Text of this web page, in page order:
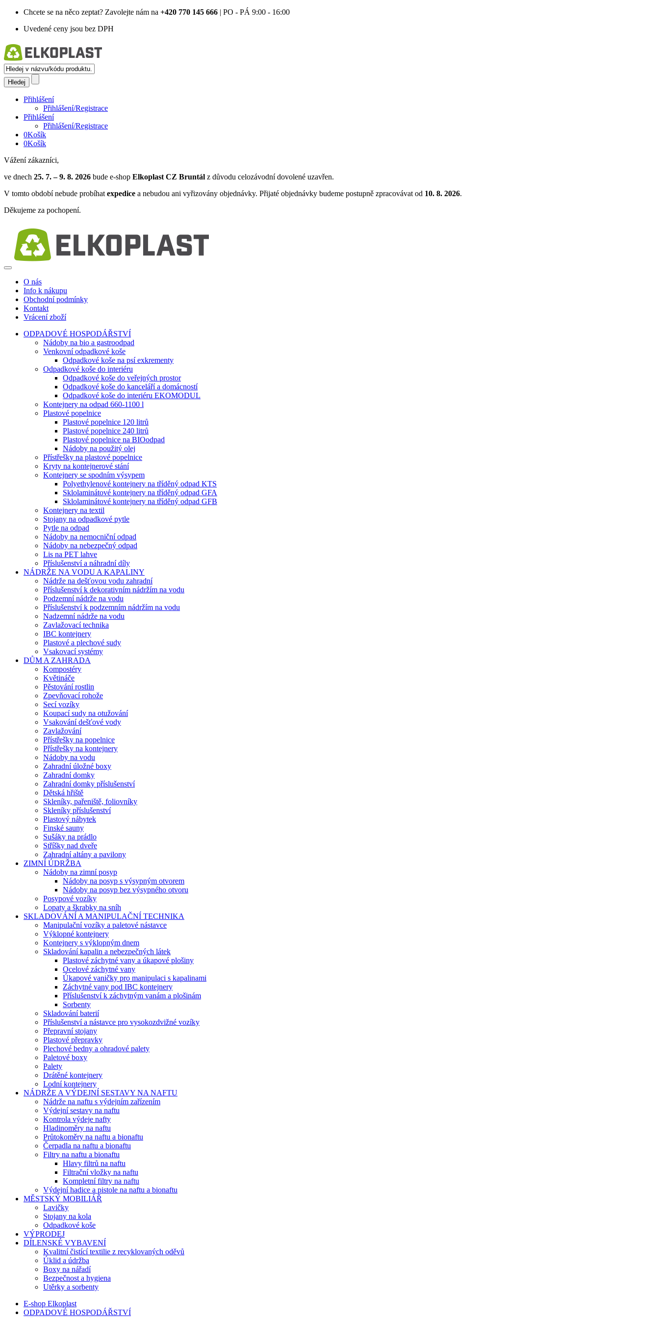
Chcete se na něco zeptat? Zavolejte nám na +420 770 145 666 | PO - PÁ 9:00 - 16:00
Uvedené ceny jsou bez DPH
Přihlášení
Přihlášení/Registrace
Přihlášení
Přihlášení/Registrace
0Košík
0Košík
Vážení zákazníci,
ve dnech 25. 7. – 9. 8. 2026 bude e-shop Elkoplast CZ Bruntál z důvodu celozávodní dovolené uzavřen.
V tomto období nebude probíhat expedice a nebudou ani vyřizovány objednávky. Přijaté objednávky budeme postupně zpracovávat od 10. 8. 2026.
Děkujeme za pochopení.
O nás
Info k nákupu
Obchodní podmínky
Kontakt
Vrácení zboží
ODPADOVÉ HOSPODÁŘSTVÍ
Nádoby na bio a gastroodpad
Venkovní odpadkové koše
Odpadkové koše na psí exkrementy
Odpadkové koše do interiéru
Odpadkové koše do veřejných prostor
Odpadkové koše do kanceláří a domácností
Odpadkové koše do interiéru EKOMODUL
Kontejnery na odpad 660-1100 l
Plastové popelnice
Plastové popelnice 120 litrů
Plastové popelnice 240 litrů
Plastové popelnice na BIOodpad
Nádoby na použitý olej
Přístřešky na plastové popelnice
Kryty na kontejnerové stání
Kontejnery se spodním výsypem
Polyethylenové kontejnery na tříděný odpad KTS
Sklolaminátové kontejnery na tříděný odpad GFA
Sklolaminátové kontejnery na tříděný odpad GFB
Kontejnery na textil
Stojany na odpadkové pytle
Pytle na odpad
Nádoby na nemocniční odpad
Nádoby na nebezpečný odpad
Lis na PET lahve
Příslušenství a náhradní díly
NÁDRŽE NA VODU A KAPALINY
Nádrže na dešťovou vodu zahradní
Příslušenství k dekorativním nádržím na vodu
Podzemní nádrže na vodu
Příslušenství k podzemním nádržím na vodu
Nadzemní nádrže na vodu
Zavlažovací technika
IBC kontejnery
Plastové a plechové sudy
Vsakovací systémy
DŮM A ZAHRADA
Kompostéry
Květináče
Pěstování rostlin
Zpevňovací rohože
Secí vozíky
Koupací sudy na otužování
Vsakování dešťové vody
Zavlažování
Přístřešky na popelnice
Přístřešky na kontejnery
Nádoby na vodu
Zahradní úložné boxy
Zahradní domky
Zahradní domky příslušenství
Dětská hřiště
Skleníky, pařeniště, foliovníky
Skleníky příslušenství
Plastový nábytek
Finské sauny
Sušáky na prádlo
Stříšky nad dveře
Zahradní altány a pavilony
ZIMNÍ ÚDRŽBA
Nádoby na zimní posyp
Nádoby na posyp s výsypným otvorem
Nádoby na posyp bez výsypného otvoru
Posypové vozíky
Lopaty a škrabky na sníh
SKLADOVÁNÍ A MANIPULAČNÍ TECHNIKA
Manipulační vozíky a paletové nástavce
Výklopné kontejnery
Kontejnery s výklopným dnem
Skladování kapalin a nebezpečných látek
Plastové záchytné vany a úkapové plošiny
Ocelové záchytné vany
Úkapové vaničky pro manipulaci s kapalinami
Záchytné vany pod IBC kontejnery
Příslušenství k záchytným vanám a plošinám
Sorbenty
Skladování baterií
Příslušenství a nástavce pro vysokozdvižné vozíky
Přepravní stojany
Plastové přepravky
Plechové bedny a ohradové palety
Paletové boxy
Palety
Drátěné kontejnery
Lodní kontejnery
NÁDRŽE A VÝDEJNÍ SESTAVY NA NAFTU
Nádrže na naftu s výdejním zařízením
Výdejní sestavy na naftu
Kontrola výdeje nafty
Hladinoměry na naftu
Průtokoměry na naftu a bionaftu
Čerpadla na naftu a bionaftu
Filtry na naftu a bionaftu
Hlavy filtrů na naftu
Filtrační vložky na naftu
Kompletní filtry na naftu
Výdejní hadice a pistole na naftu a bionaftu
MĚSTSKÝ MOBILIÁŘ
Lavičky
Stojany na kola
Odpadkové koše
VÝPRODEJ
DÍLENSKÉ VYBAVENÍ
Kvalitní čistící textilie z recyklovaných oděvů
Úklid a údržba
Boxy na nářadí
Bezpečnost a hygiena
Utěrky a sorbenty
E-shop Elkoplast
ODPADOVÉ HOSPODÁŘSTVÍ